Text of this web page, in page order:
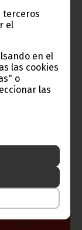
terceros
el
en el
las cookies
o
las
provisionales de